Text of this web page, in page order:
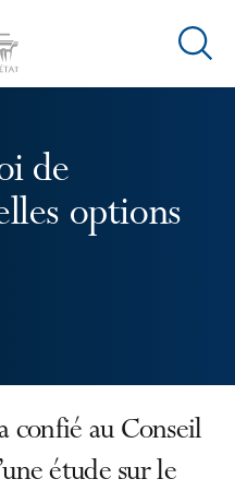
Ouvrir
de
options
confié au Conseil
étude sur le